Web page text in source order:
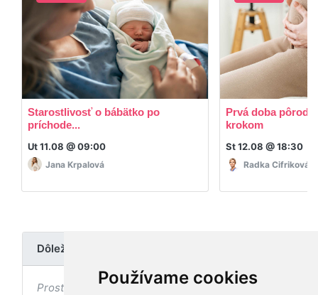
Používame cookies
Starostlivosť o bábätko po
príchode...
Ut 11.08 @ 09:00
Jana Krpalová
Prvá doba
krokom
St 12.08 @ 18:30
Radka Cifriková
Dôležité upozornenie
Prostredníctvom stránky nedochádza k